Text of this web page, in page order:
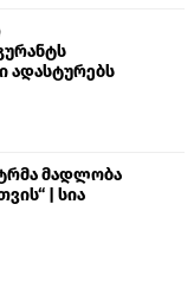
ადასტურებს
მადლობა
| სია